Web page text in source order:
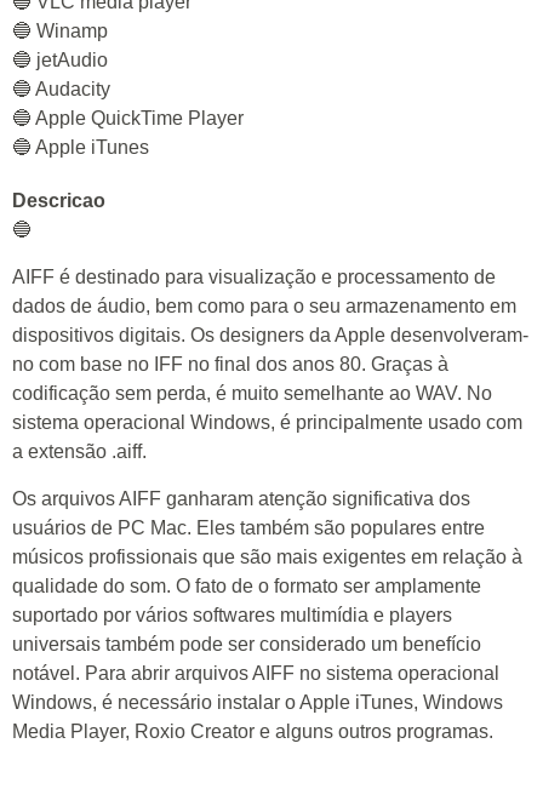
🔵 Winamp
🔵 jetAudio
🔵 Audacity
🔵 Apple QuickTime Player
🔵 Apple iTunes
Descricao
🔵
AIFF é destinado para visualização e processamento de
dados de áudio, bem como para o seu armazenamento em
dispositivos digitais. Os designers da Apple desenvolveram-
no com base no IFF no final dos anos 80. Graças à
codificação sem perda, é muito semelhante ao WAV. No
sistema operacional Windows, é principalmente usado com
a extensão .aiff.
Os arquivos AIFF ganharam atenção significativa dos
usuários de PC Mac. Eles também são populares entre
músicos profissionais que são mais exigentes em relação à
qualidade do som. O fato de o formato ser amplamente
suportado por vários softwares multimídia e players
universais também pode ser considerado um benefício
notável. Para abrir arquivos AIFF no sistema operacional
Windows, é necessário instalar o Apple iTunes, Windows
Media Player, Roxio Creator e alguns outros programas.